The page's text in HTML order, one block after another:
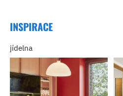
INSPIRACE
jídelna